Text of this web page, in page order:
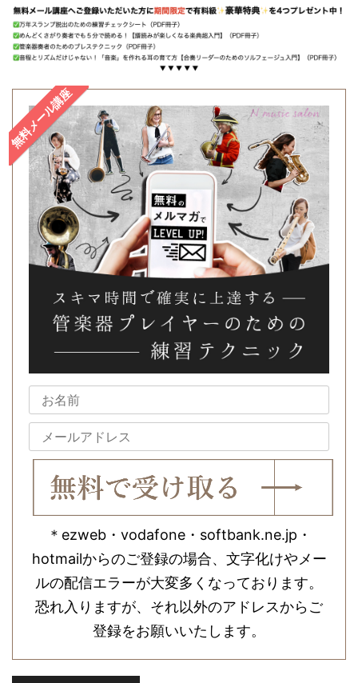
無料メール講座
＊ezweb・vodafone・softbank.ne.jp・
hotmailからのご登録の場合、文字化けやメー
ルの配信エラーが大変多くなっております。
恐れ入りますが、それ以外のアドレスからご
登録をお願いいたします。